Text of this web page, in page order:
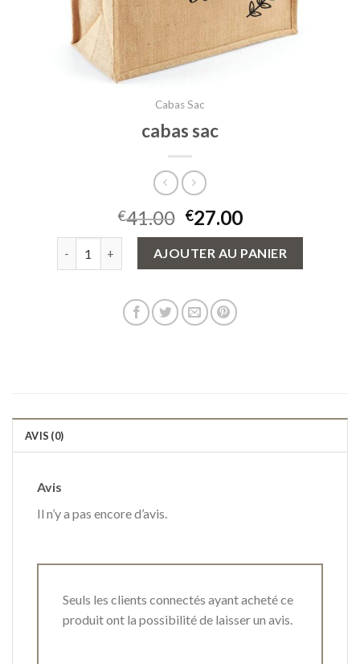
Cabas Sac
cabas sac
€41.00 €27.00
quantité de cabas sacAJOUTER AU PANIER
AVIS (0)
Avis
Il n’y a pas encore d’avis.
Seuls les clients connectés ayant acheté ce
produit ont la possibilité de laisser un avis.